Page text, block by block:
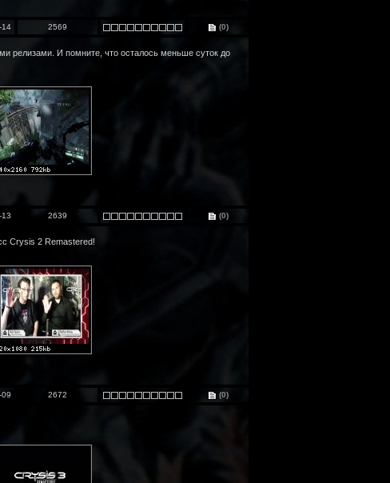
14 2569 (0)
релизами. И помните, что осталось меньше суток до
2639 (0)
Crysis 2 Remastered!
2672 (0)